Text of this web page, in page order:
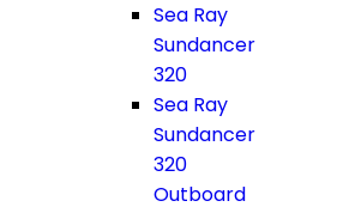
Sea Ray
Sundancer
320
Sea Ray
Sundancer
320
Outboard